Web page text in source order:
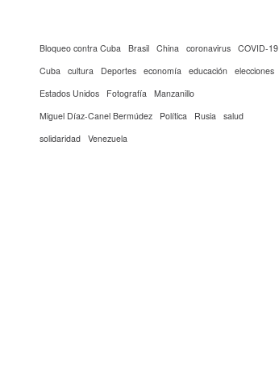
Bloqueo contra Cuba Brasil China coronavirus COVID-19
Cuba
cultura Deportes economía educación elecciones
Estados Unidos
Fotografía
Manzanillo
Miguel Díaz-Canel Bermúdez
Política Rusia
salud
solidaridad Venezuela